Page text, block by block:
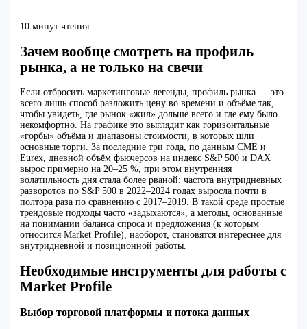
10 минут чтения
Зачем вообще смотреть на профиль
рынка, а не только на свечи
Если отбросить маркетинговые легенды, профиль рынка — это
всего лишь способ разложить цену во времени и объёме так,
чтобы увидеть, где рынок «жил» дольше всего и где ему было
некомфортно. На графике это выглядит как горизонтальные
«горбы» объёма и диапазоны стоимости, в которых шли
основные торги. За последние три года, по данным CME и
Eurex, дневной объём фьючерсов на индекс S&P 500 и DAX
вырос примерно на 20–25 %, при этом внутренняя
волатильность дня стала более рваной: частота внутридневных
разворотов по S&P 500 в 2022–2024 годах выросла почти в
полтора раза по сравнению с 2017–2019. В такой среде простые
трендовые подходы часто «задыхаются», а методы, основанные
на понимании баланса спроса и предложения (к которым
относится Market Profile), наоборот, становятся интереснее для
внутридневной и позиционной работы.
Необходимые инструменты для работы с
Market Profile
Выбор торговой платформы и потока данных